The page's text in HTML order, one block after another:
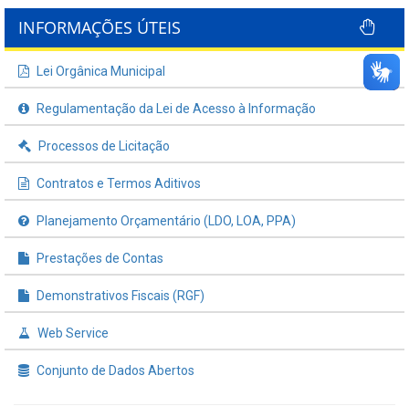
INFORMAÇÕES ÚTEIS
Lei Orgânica Municipal
Regulamentação da Lei de Acesso à Informação
Processos de Licitação
Contratos e Termos Aditivos
Planejamento Orçamentário (LDO, LOA, PPA)
Prestações de Contas
Demonstrativos Fiscais (RGF)
Web Service
Conjunto de Dados Abertos